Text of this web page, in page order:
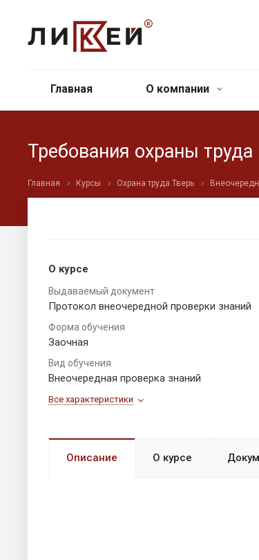
Главная О компании
Требования охраны
Главная Курсы Охрана труда Тверь
О курсе
Выдаваемый документ
Протокол внеочередной проверки знаний
Форма обучения
Заочная
Вид обучения
Внеочередная проверка знаний
Все характеристики
Описание О курсе